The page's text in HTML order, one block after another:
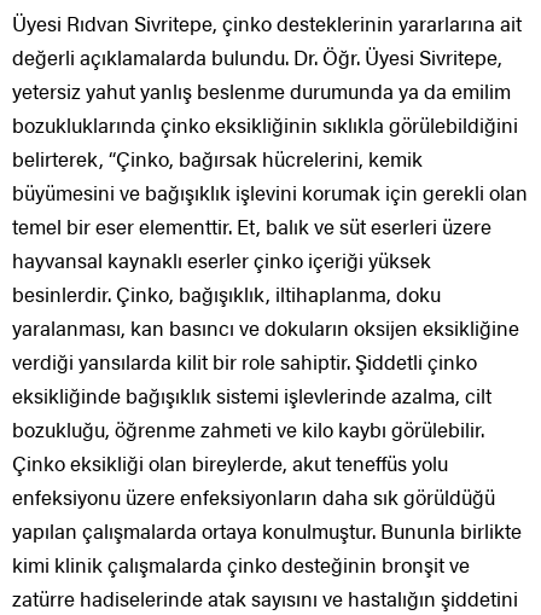
Üyesi Rıdvan Sivritepe, çinko desteklerinin yararlarına ait
değerli açıklamalarda bulundu. Dr. Öğr. Üyesi Sivritepe,
yetersiz yahut yanlış beslenme durumunda ya da emilim
bozukluklarında çinko eksikliğinin sıklıkla görülebildiğini
belirterek, “Çinko, bağırsak hücrelerini, kemik
büyümesini ve bağışıklık işlevini korumak için gerekli olan
temel bir eser elementtir. Et, balık ve süt eserleri üzere
hayvansal kaynaklı eserler çinko içeriği yüksek
besinlerdir. Çinko, bağışıklık, iltihaplanma, doku
yaralanması, kan basıncı ve dokuların oksijen eksikliğine
verdiği yansılarda kilit bir role sahiptir. Şiddetli çinko
eksikliğinde bağışıklık sistemi işlevlerinde azalma, cilt
bozukluğu, öğrenme zahmeti ve kilo kaybı görülebilir.
Çinko eksikliği olan bireylerde, akut teneffüs yolu
enfeksiyonu üzere enfeksiyonların daha sık görüldüğü
yapılan çalışmalarda ortaya konulmuştur. Bununla birlikte
kimi klinik çalışmalarda çinko desteğinin bronşit ve
zatürre hadiselerinde atak sayısını ve hastalığın şiddetini